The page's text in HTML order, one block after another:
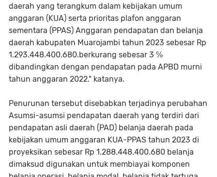
daerah yang terangkum dalam kebijakan umum
anggaran (KUA) serta prioritas plafon anggaran
sementara (PPAS) Anggaran pendapatan dan belanja
daerah kabupaten Muarojambi tahun 2023 sebesar Rp
1.293.448.400.680.berkurang sebesar 3 ℅
dibandingkan dengan pendapatan pada APBD murni
tahun anggaran 2022." katanya.
Penurunan tersebut disebabkan terjadinya perubahan
Asumsi-asumsi pendapatan daerah yang terdiri dari
pendapatan asli daerah (PAD) belanja daerah pada
kebijakan umum anggaran KUA-PPAS tahun 2023 di
proyeksikan sebesar Rp 1.288.448.400.680 belanja
dimaksud digunakan untuk membiayai komponen